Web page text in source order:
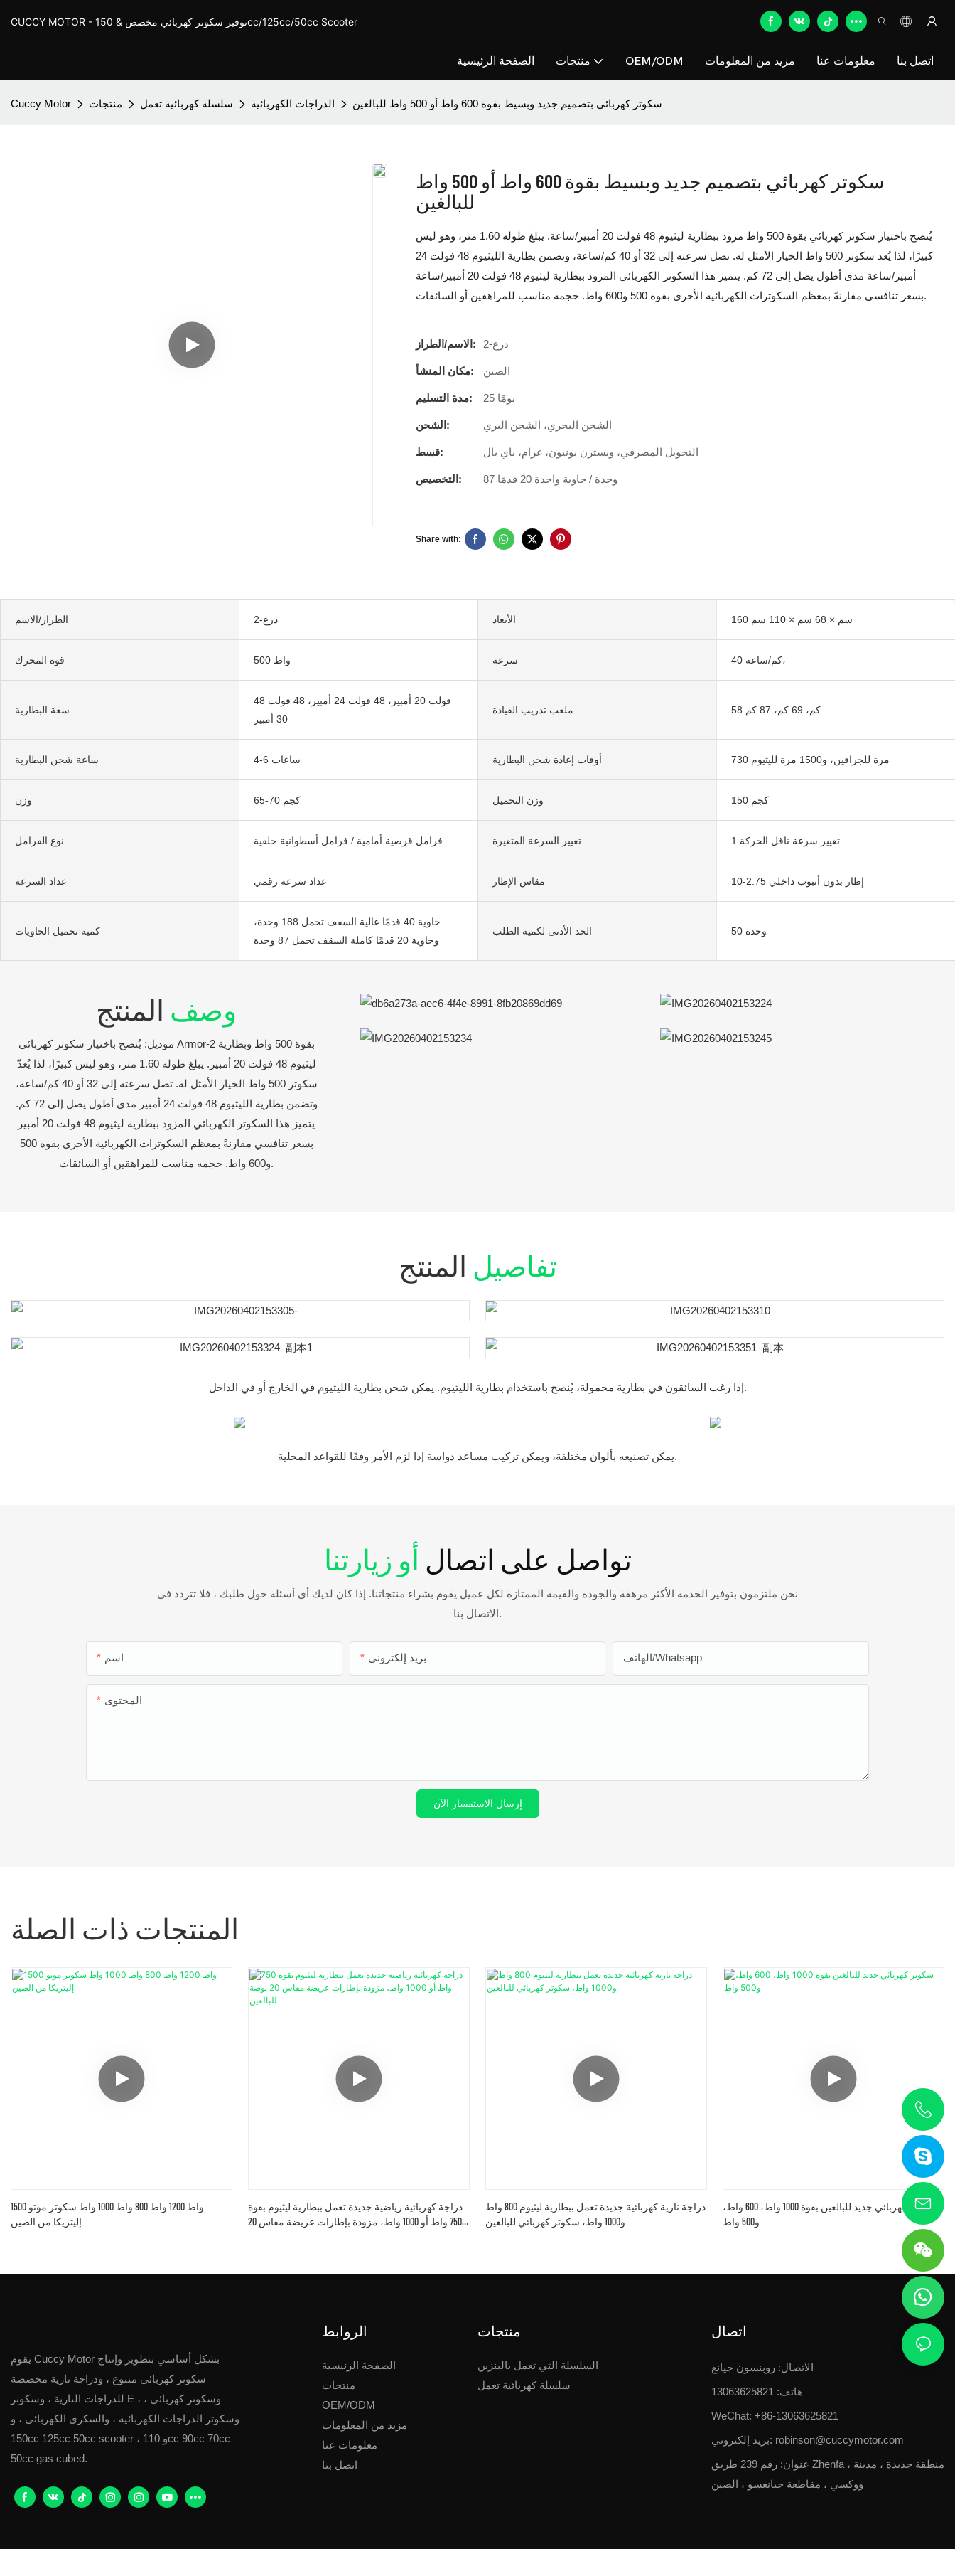
CUCCY MOTOR - توفير سكوتر كهربائي مخصص & 150cc/125cc/50cc Scooter
الصفحة الرئيسية منتجات OEM/ODM مزيد من المعلومات معلومات عنا اتصل بنا
Cuccy Motor منتجات سلسلة كهربائية تعمل الدراجات الكهربائية سكوتر كهربائي بتصميم جديد وبسيط بقوة 600 واط أو 500 واط للبالغين
سكوتر كهربائي بتصميم جديد وبسيط بقوة 600 واط أو 500 واط
للبالغين
يُنصح باختيار سكوتر كهربائي بقوة 500 واط مزود ببطارية ليثيوم 48 فولت 20 أمبير/ساعة. يبلغ طوله 1.60 متر، وهو ليس
كبيرًا، لذا يُعد سكوتر 500 واط الخيار الأمثل له. تصل سرعته إلى 32 أو 40 كم/ساعة، وتضمن بطارية الليثيوم 48 فولت 24
أمبير/ساعة مدى أطول يصل إلى 72 كم. يتميز هذا السكوتر الكهربائي المزود ببطارية ليثيوم 48 فولت 20 أمبير/ساعة
بسعر تنافسي مقارنةً بمعظم السكوترات الكهربائية الأخرى بقوة 500 و600 واط. حجمه مناسب للمراهقين أو السائقات.
الاسم/الطراز: درع-2
مكان المنشأ: الصين
مدة التسليم: 25 يومًا
الشحن: الشحن البحري، الشحن البري
قسط: التحويل المصرفي، ويسترن يونيون، غرام، باي بال
التخصيص: 87 وحدة / حاوية واحدة 20 قدمًا
Share with:
الطراز/الاسم درع-2 الأبعاد 160 سم × 68 سم × 110 سم
قوة المحرك 500 واط سرعة 40 كم/ساعة،
سعة البطارية
48 فولت 20 أمبير، 48 فولت 24 أمبير، 48 فولت
30 أمبير
ملعب تدريب القيادة 58 كم، 69 كم، 87 كم
ساعة شحن البطارية 4-6 ساعات أوقات إعادة شحن البطارية 730 مرة للجرافين، و1500 مرة لليثيوم
وزن 65-70 كجم وزن التحميل 150 كجم
نوع الفرامل فرامل قرصية أمامية / فرامل أسطوانية خلفية تغيير السرعة المتغيرة تغيير سرعة ناقل الحركة 1
عداد السرعة عداد سرعة رقمي مقاس الإطار إطار بدون أنبوب داخلي 2.75-10
كمية تحميل الحاويات
حاوية 40 قدمًا عالية السقف تحمل 188 وحدة،
وحاوية 20 قدمًا كاملة السقف تحمل 87 وحدة
الحد الأدنى لكمية الطلب 50 وحدة
وصف المنتج
موديل: يُنصح باختيار سكوتر كهربائي Armor-2 بقوة 500 واط وبطارية
ليثيوم 48 فولت 20 أمبير. يبلغ طوله 1.60 متر، وهو ليس كبيرًا، لذا يُعدّ
سكوتر 500 واط الخيار الأمثل له. تصل سرعته إلى 32 أو 40 كم/ساعة،
وتضمن بطارية الليثيوم 48 فولت 24 أمبير مدى أطول يصل إلى 72 كم.
يتميز هذا السكوتر الكهربائي المزود ببطارية ليثيوم 48 فولت 20 أمبير
بسعر تنافسي مقارنةً بمعظم السكوترات الكهربائية الأخرى بقوة 500
و600 واط. حجمه مناسب للمراهقين أو السائقات.
تفاصيل المنتج
إذا رغب السائقون في بطارية محمولة، يُنصح باستخدام بطارية الليثيوم. يمكن شحن بطارية الليثيوم في الخارج أو في الداخل.
يمكن تصنيعه بألوان مختلفة، ويمكن تركيب مساعد دواسة إذا لزم الأمر وفقًا للقواعد المحلية.
تواصل على اتصال أو زيارتنا
نحن ملتزمون بتوفير الخدمة الأكثر مرهقة والجودة والقيمة الممتازة لكل عميل يقوم بشراء منتجاتنا. إذا كان لديك أي أسئلة حول طلبك ، فلا تتردد في
الاتصال بنا.
اسم بريد إلكتروني الهاتف/whatsapp
المحتوى
إرسال الاستفسار الآن
المنتجات ذات الصلة
1500 واط 1200 واط 800 واط 1000 واط سكوتر موتو
إليتريكا من الصين
دراجة كهربائية رياضية جديدة تعمل ببطارية ليثيوم بقوة
750 واط أو 1000 واط، مزودة بإطارات عريضة مقاس 20
دراجة نارية كهربائية جديدة تعمل ببطارية ليثيوم 800 واط
و1000 واط، سكوتر كهربائي للبالغين
سكوتر كهربائي جديد للبالغين بقوة 1000 واط، 600 واط،
و500 واط
يقوم Cuccy Motor بشكل أساسي بتطوير وإنتاج
سكوتر كهربائي متنوع ، ودراجة نارية مخصصة
للدراجات النارية ، وسكوتر E ، وسكوتر كهربائي ،
وسكوتر الدراجات الكهربائية ، والسكري الكهربائي ، و
150cc 125cc 50cc scooter ، و 110cc 90cc 70cc
50cc gas cubed.
الروابط
الصفحة الرئيسية
منتجات
OEM/ODM
مزيد من المعلومات
معلومات عنا
اتصل بنا
منتجات
السلسلة التي تعمل بالبنزين
سلسلة كهربائية تعمل
اتصال
الاتصال: روبنسون جيانغ
هاتف: 13063625821
WeChat: +86-13063625821
بريد إلكتروني: robinson@cuccymotor.com
عنوان:
رقم 239 طريق Zhenfa ، منطقة جديدة ، مدينة
ووكسي ، مقاطعة جيانغسو ، الصين